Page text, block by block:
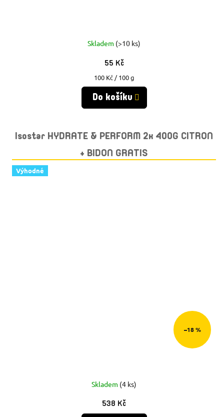
Skladem (>10 ks)
55 Kč
Měrná
cena:
100 Kč / 100 g
Do košíku
Isostar HYDRATE & PERFORM 2x 400G CITRON
+ BIDON GRATIS
Výhodné
–18 %
Skladem (4 ks)
538 Kč